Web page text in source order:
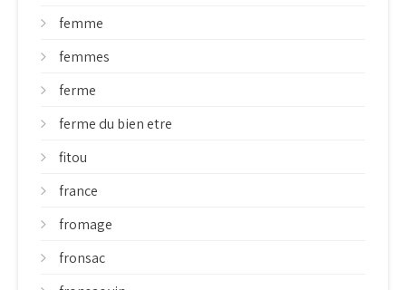
femme
femmes
ferme
ferme du bien etre
fitou
france
fromage
fronsac